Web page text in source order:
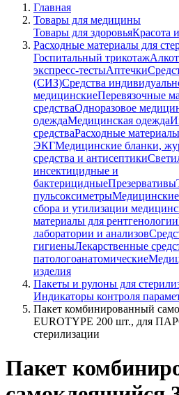
Главная
Товары для медицины
Товары для здоровьяКрасота
Расходные материалы для
Госпитальный трикотаж
экспресс-тестыАптечки
(СИЗ)Средства
медицинскиеПеревязочные
средстваОдноразовое
одеждаМедицинская одежда
средстваРасходные
ЭКГМедицинские бланки,
средства и антисептики
инсектицидные и
бактерицидныеПрезервативы
пульсоксиметры
сбора и утилизации
материалы для рентгенологии
лаборатории и анализов
гигиеныЛекарственные
патологоанатомические
изделия
Пакеты и рулоны для
Индикаторы контроля
Пакет комбинированный
EUROTYPE 200 шт., для
стерилизации
Пакет